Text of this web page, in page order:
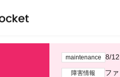
maintenance 8/
障害情報 フ